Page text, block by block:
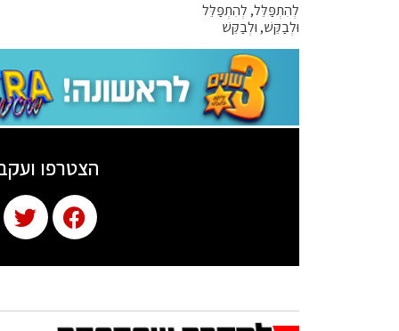
לְהִתְפַּלֵּל, לְהִתְפַּלֵּל
וּלְבַקֵּשׁ, וּלְבַקֵּשׁ
הצטרפו